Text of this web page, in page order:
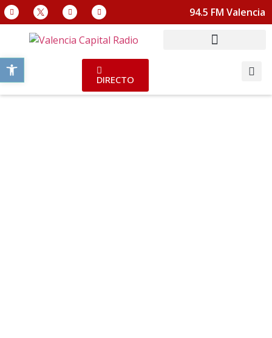
Abrir barra de herramientas
94.5 FM Valencia
DIRECTO